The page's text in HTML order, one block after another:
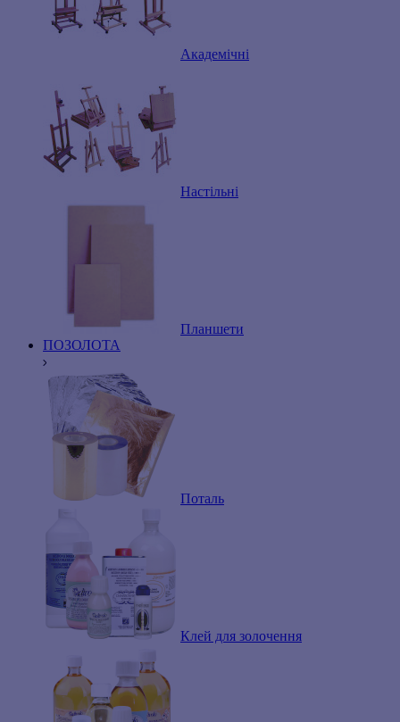
Академічні
Настільні
Планшети
ПОЗОЛОТА
Поталь
Клей для золочення